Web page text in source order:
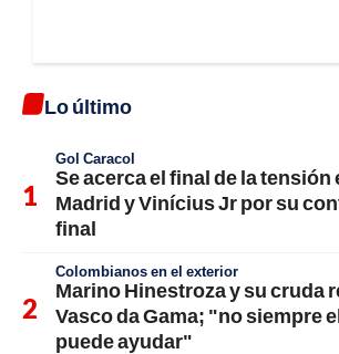
Lo último
Gol Caracol
Se acerca el final de la tensión
Madrid y Vinícius Jr por su
final
Colombianos en el exterior
Marino Hinestroza y su cruda
Vasco da Gama; "no siempre
puede ayudar"